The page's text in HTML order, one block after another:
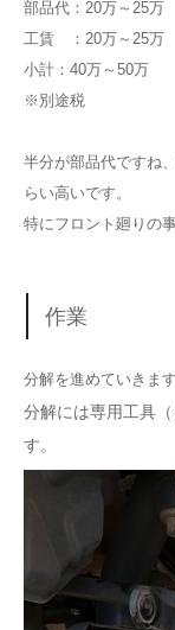
部品代：20万～25万
工賃 ：20万～25万
小計：40万～50万
※別途税
半分が部品代ですね
らい高いです。
特にフロント廻りの
作業
分解を進めていきます
分解には専用工具
す。